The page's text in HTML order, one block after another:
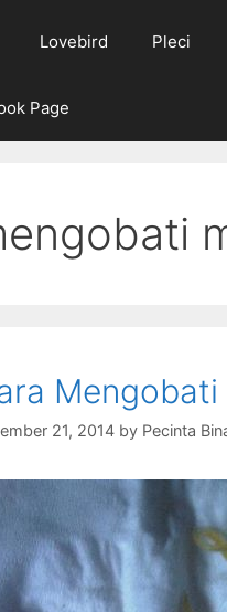
Lovebird Pleci
Page
21, 2014 by Pecinta